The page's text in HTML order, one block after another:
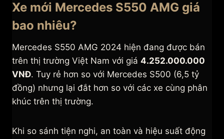
Xe mới Mercedes S550 AMG giá
bao nhiêu?
Mercedes S550 AMG 2024 hiện đang được bán
trên thị trường Việt Nam với giá 4.252.000.000
VNĐ. Tuy rẻ hơn so với Mercedes S500 (6,5 tỷ
đồng) nhưng lại đắt hơn so với các xe cùng phân
khúc trên thị trường.
Khi so sánh tiện nghi, an toàn và hiệu suất động